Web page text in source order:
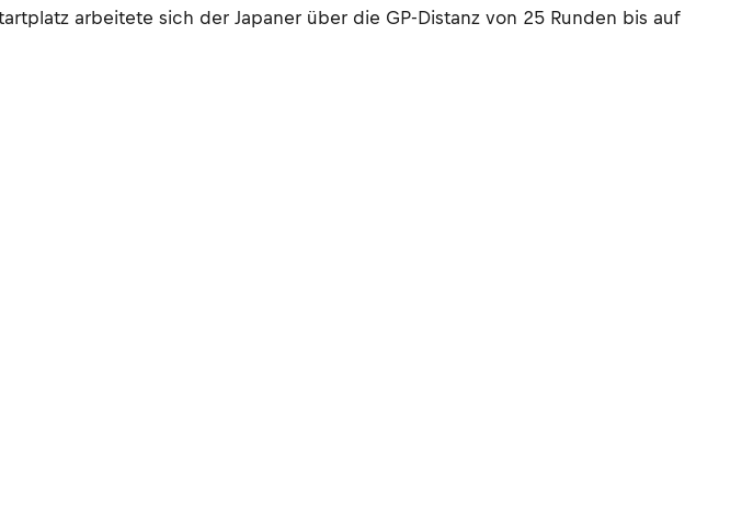
arbeitete sich der Japaner über die GP-Distanz von 25 Runden bis auf